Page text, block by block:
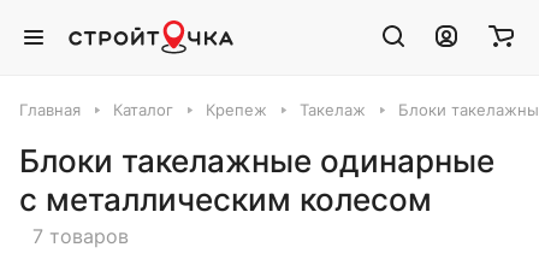
Главная Каталог Крепеж Такелаж Блоки
Блоки такелажные одинарные
с металлическим колесом
7 товаров